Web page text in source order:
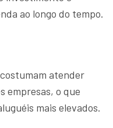
ao longo do tempo.
atender
empresas, o que
mais elevados.